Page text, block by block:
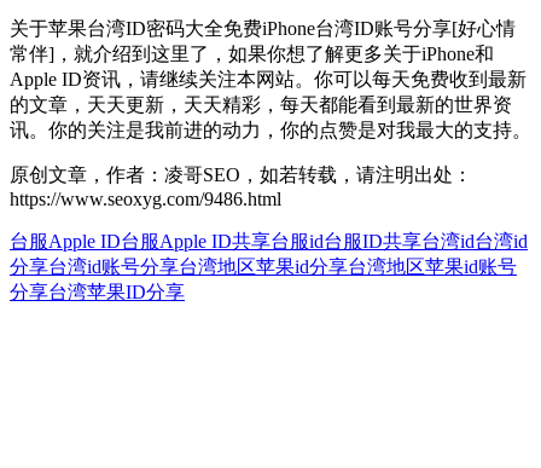
关于苹果台湾ID密码大全免费iPhone台湾ID账号分享[好心情
常伴]，就介绍到这里了，如果你想了解更多关于iPhone和
Apple ID资讯，请继续关注本网站。你可以每天免费收到最新
的文章，天天更新，天天精彩，每天都能看到最新的世界资
讯。你的关注是我前进的动力，你的点赞是对我最大的支持。
原创文章，作者：凌哥SEO，如若转载，请注明出处：
https://www.seoxyg.com/9486.html
台服Apple ID台服Apple ID共享台服id台服ID共享台湾id台湾id
分享台湾id账号分享台湾地区苹果id分享台湾地区苹果id账号
分享台湾苹果ID分享